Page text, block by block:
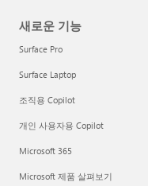
새로운 기능
Surface Pro
Surface Laptop
조직용 Copilot
개인 사용자용 Copilot
Microsoft 365
Microsoft 제품 살펴보기